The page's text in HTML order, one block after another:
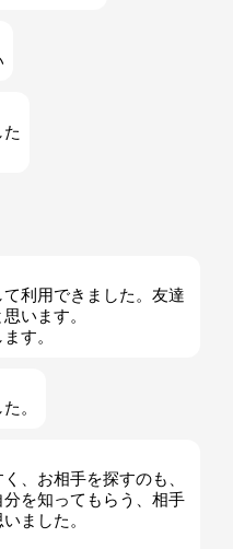
利用できました。友達
います。
す。
。
、お相手を探すのも、
を知ってもらう、相手
ました。